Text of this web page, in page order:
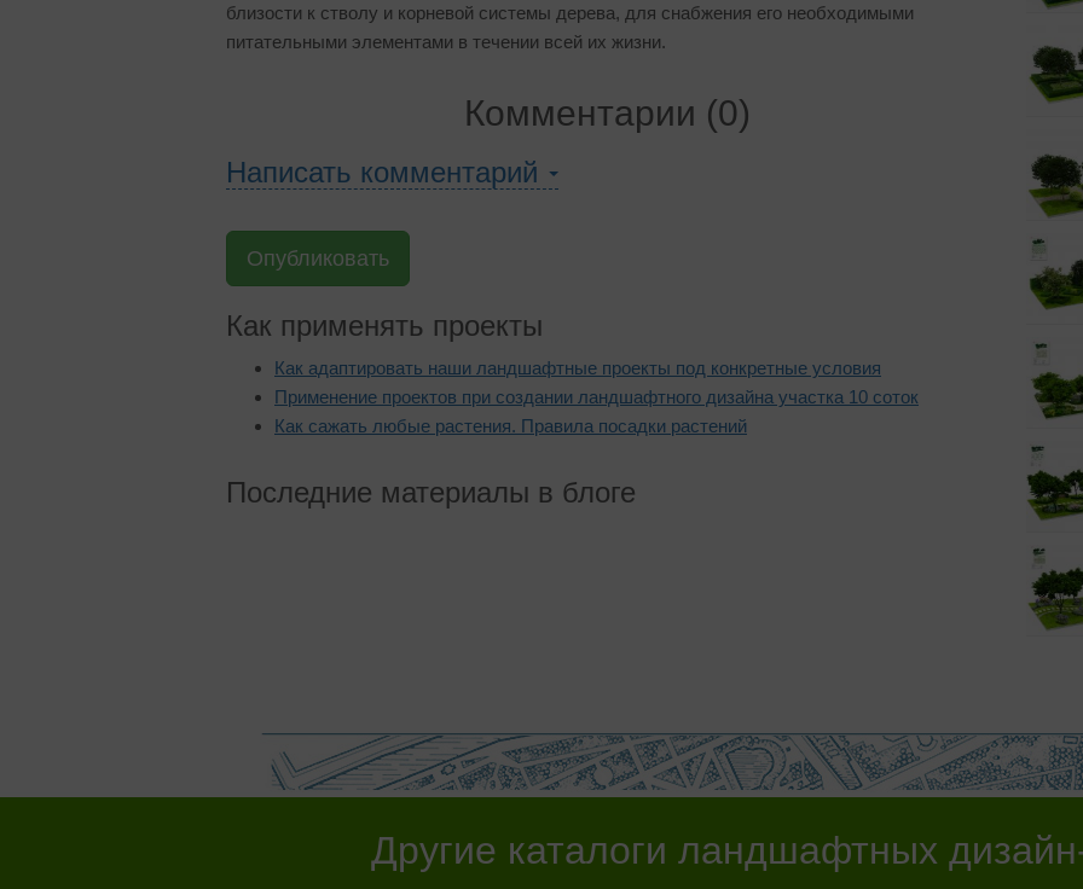
близости к стволу и корневой системы дерева, для снабжения его необходимыми
питательными элементами в течении всей их жизни.
Комментарии (0)
Написать комментарий
Опубликовать
Как применять проекты
Как адаптировать наши ландшафтные проекты под конкретные условия
Применение проектов при создании ландшафтного дизайна участка 10 соток
Как сажать любые растения. Правила посадки растений
Последние материалы в блоге
Другие каталоги ландшафтных